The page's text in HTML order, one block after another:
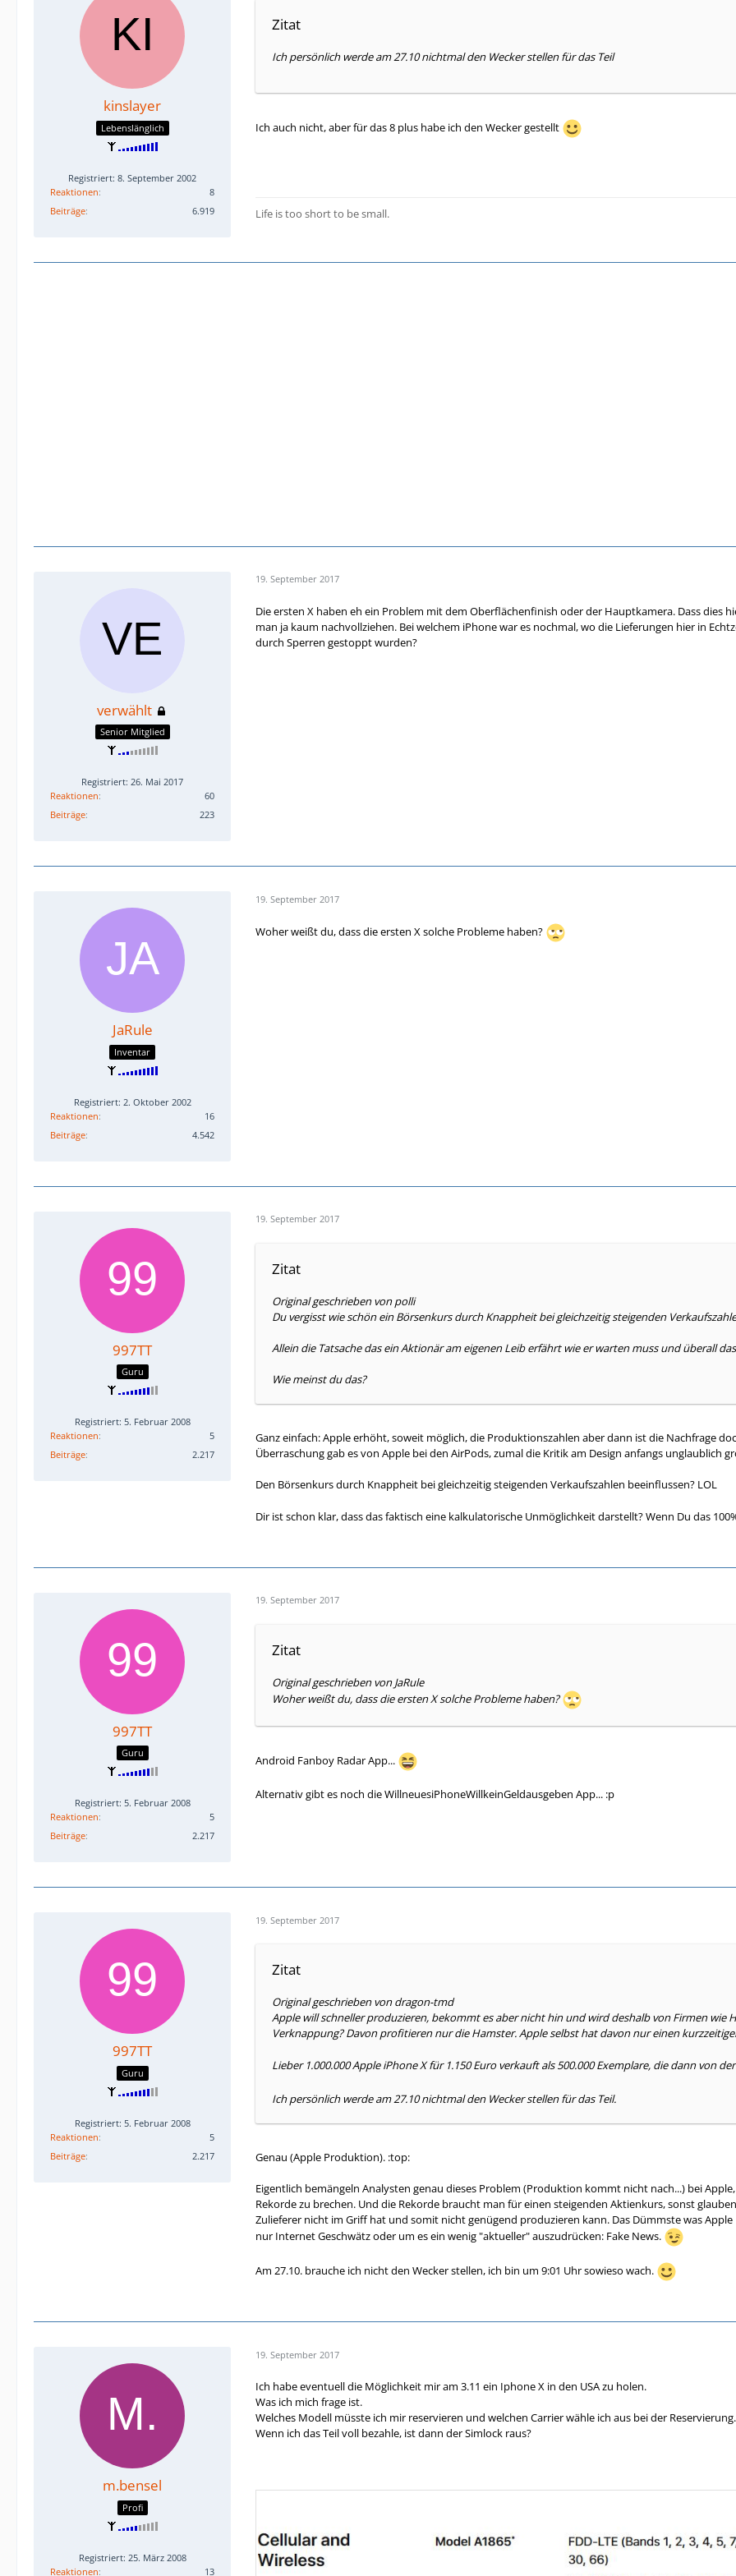
kinslayer
Lebenslänglich
Registriert: 8. September 2002
Reaktionen
8
Beiträge
6.919
Zitat
Ich persönlich werde am 27.10 nichtmal den Wecker stellen für das Teil
Ich auch nicht, aber für das 8 plus habe ich den Wecker gestellt
Life is too short to be small.
verwählt
Senior Mitglied
Registriert: 26. Mai 2017
Reaktionen
60
Beiträge
223
19. September 2017
Die ersten X haben eh ein Problem mit dem Oberflächenfinish oder der Hauptkamera. Dass dies
man ja kaum nachvollziehen. Bei welchem iPhone war es nochmal, wo die Lieferungen hier in
durch Sperren gestoppt wurden?
JaRule
Inventar
Registriert: 2. Oktober 2002
Reaktionen
16
Beiträge
4.542
19. September 2017
Woher weißt du, dass die ersten X solche Probleme haben?
997TT
Guru
Registriert: 5. Februar 2008
Reaktionen
5
Beiträge
2.217
19. September 2017
Zitat
Original geschrieben von polli
Du vergisst wie schön ein Börsenkurs durch Knappheit bei gleichzeitig steigenden
Allein die Tatsache das ein Aktionär am eigenen Leib erfährt wie er warten muss und überall
Wie meinst du das?
Ganz einfach: Apple erhöht, soweit möglich, die Produktionszahlen aber dann ist die Nachfrage
Überraschung gab es von Apple bei den AirPods, zumal die Kritik am Design anfangs unglaublich
Den Börsenkurs durch Knappheit bei gleichzeitig steigenden Verkaufszahlen beeinflussen? LOL
Dir ist schon klar, dass das faktisch eine kalkulatorische Unmöglichkeit darstellt? Wenn Du das
997TT
Guru
Registriert: 5. Februar 2008
Reaktionen
5
Beiträge
2.217
19. September 2017
Zitat
Original geschrieben von JaRule
Woher weißt du, dass die ersten X solche Probleme haben?
Android Fanboy Radar App...
Alternativ gibt es noch die WillneuesiPhoneWillkeinGeldausgeben App... :p
997TT
Guru
Registriert: 5. Februar 2008
Reaktionen
5
Beiträge
2.217
19. September 2017
Zitat
Original geschrieben von dragon-tmd
Apple will schneller produzieren, bekommt es aber nicht hin und wird deshalb von Firmen wie
Verknappung? Davon profitieren nur die Hamster. Apple selbst hat davon nur einen
Lieber 1.000.000 Apple iPhone X für 1.150 Euro verkauft als 500.000 Exemplare, die dann von
Ich persönlich werde am 27.10 nichtmal den Wecker stellen für das Teil.
Genau (Apple Produktion). :top:
Eigentlich bemängeln Analysten genau dieses Problem (Produktion kommt nicht nach...) bei
Rekorde zu brechen. Und die Rekorde braucht man für einen steigenden Aktienkurs, sonst
Zulieferer nicht im Griff hat und somit nicht genügend produzieren kann. Das Dümmste was
nur Internet Geschwätz oder um es ein wenig "aktueller" auszudrücken: Fake News.
Am 27.10. brauche ich nicht den Wecker stellen, ich bin um 9:01 Uhr sowieso wach.
m.bensel
Profi
Registriert: 25. März 2008
Reaktionen
13
19. September 2017
Ich habe eventuell die Möglichkeit mir am 3.11 ein Iphone X in den USA zu holen.
Was ich mich frage ist.
Welches Modell müsste ich mir reservieren und welchen Carrier wähle ich aus bei der Reservierung.
Wenn ich das Teil voll bezahle, ist dann der Simlock raus?